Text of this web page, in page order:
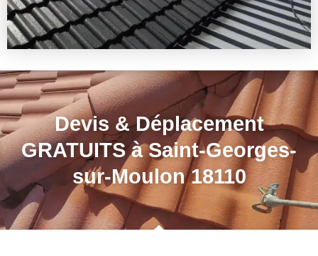
Devis & Déplacement
GRATUITS à Saint-Georges-
sur-Moulon 18110